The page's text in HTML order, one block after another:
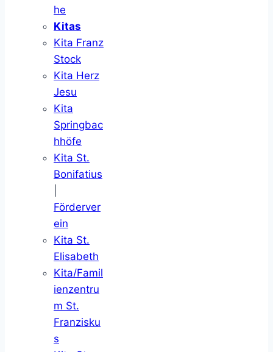
he
Kitas
Kita Franz
Stock
Kita Herz
Jesu
Kita
Springbac
hhöfe
Kita St.
Bonifatius
Förderver
ein
Kita St.
Elisabeth
Kita/Famil
ienzentru
m St.
Franzisku
s